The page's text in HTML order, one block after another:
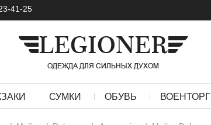
41-25
СУМКИ ОБУВЬ ВОЕНТОРГ